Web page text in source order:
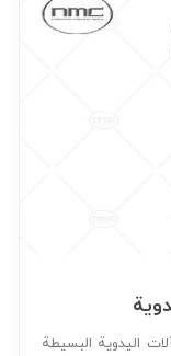
اليدوية البسيطة